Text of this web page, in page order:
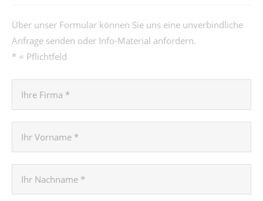
Über unser Formular können Sie uns eine unverbindliche
Anfrage senden oder Info-Material anfordern.
* = Pflichtfeld